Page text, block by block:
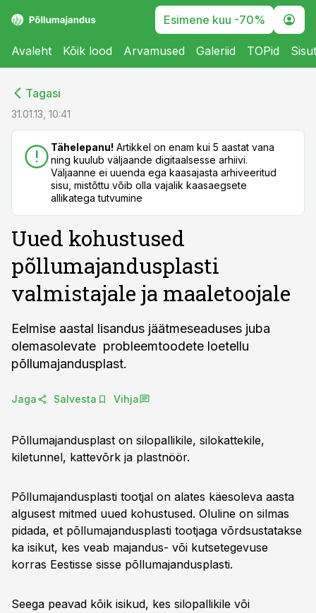
Esimene kuu -70%
Avaleht Kõik lood Arvamused Galeriid TOPid
Tagasi
31.01.13, 10:41
Tähelepanu! Artikkel on enam kui 5 aastat vana
ning kuulub väljaande digitaalsesse arhiivi.
Väljaanne ei uuenda ega kaasajasta arhiveeritud
sisu, mistõttu võib olla vajalik kaasaegsete
allikatega tutvumine
Uued kohustused
põllumajandusplasti
valmistajale ja maaletoojale
Eelmise aastal lisandus jäätmeseaduses juba
olemasolevate probleemtoodete loetellu
põllumajandusplast.
Jaga Salvesta Vihja
Põllumajandusplast on silopallikile, silokattekile,
kiletunnel, kattevõrk ja plastnöör.
Põllumajandusplasti tootjal on alates käesoleva aasta
algusest mitmed uued kohustused. Oluline on silmas
pidada, et põllumajandusplasti tootjaga võrdsustatakse
ka isikut, kes veab majandus- või kutsetegevuse
korras Eestisse sisse põllumajandusplasti.
Seega peavad kõik isikud, kes silopallikile või